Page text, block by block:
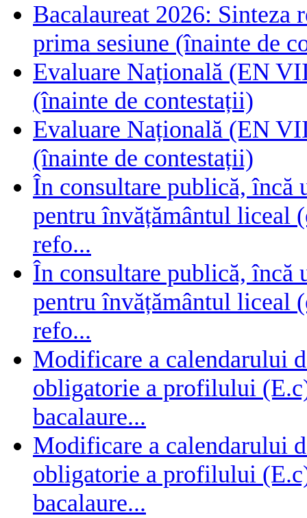
Bacalaureat 2026:
prima sesiune (înainte de
Evaluare Națională (EN
(înainte de contestații)
Evaluare Națională (EN
(înainte de contestații)
În consultare publică, încă
pentru învățământul liceal
refo...
În consultare publică, încă
pentru învățământul liceal
refo...
Modificare a calendarului
obligatorie a profilului
bacalaure...
Modificare a calendarului
obligatorie a profilului
bacalaure...